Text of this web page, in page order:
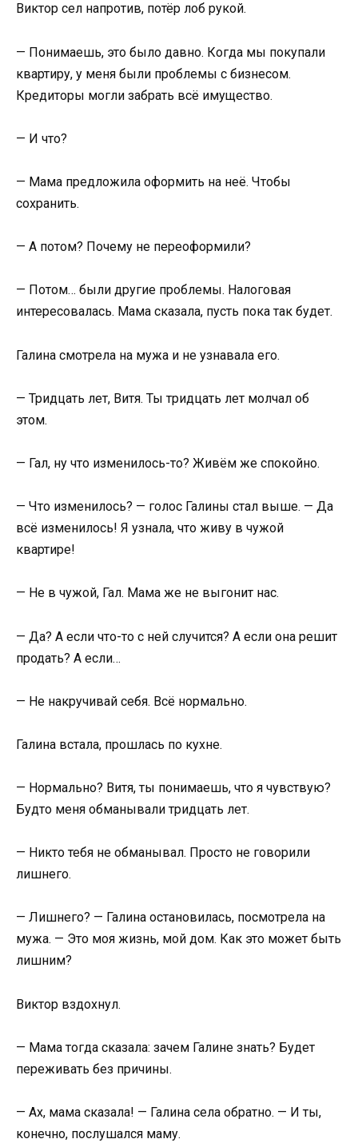
Виктор сел напротив, потёр лоб рукой.
— Понимаешь, это было давно. Когда мы покупали
квартиру, у меня были проблемы с бизнесом.
Кредиторы могли забрать всё имущество.
— И что?
— Мама предложила оформить на неё. Чтобы
сохранить.
— А потом? Почему не переоформили?
— Потом… были другие проблемы. Налоговая
интересовалась. Мама сказала, пусть пока так будет.
Галина смотрела на мужа и не узнавала его.
— Тридцать лет, Витя. Ты тридцать лет молчал об
этом.
— Гал, ну что изменилось-то? Живём же спокойно.
— Что изменилось? — голос Галины стал выше. — Да
всё изменилось! Я узнала, что живу в чужой
квартире!
— Не в чужой, Гал. Мама же не выгонит нас.
— Да? А если что-то с ней случится? А если она решит
продать? А если…
— Не накручивай себя. Всё нормально.
Галина встала, прошлась по кухне.
— Нормально? Витя, ты понимаешь, что я чувствую?
Будто меня обманывали тридцать лет.
— Никто тебя не обманывал. Просто не говорили
лишнего.
— Лишнего? — Галина остановилась, посмотрела на
мужа. — Это моя жизнь, мой дом. Как это может быть
лишним?
Виктор вздохнул.
— Мама тогда сказала: зачем Галине знать? Будет
переживать без причины.
— Ах, мама сказала! — Галина села обратно. — И ты,
конечно, послушался маму.